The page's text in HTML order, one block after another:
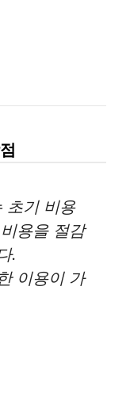
초기 비용
용을 절감
.
이용이 가